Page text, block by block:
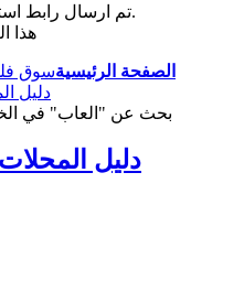
تم ارسال رابط استعادة كلمة المرور الى بريدك بنجاح.
هذا
الصفحة الرئيسية
دليل
بحث عن "العاب" في
دليل